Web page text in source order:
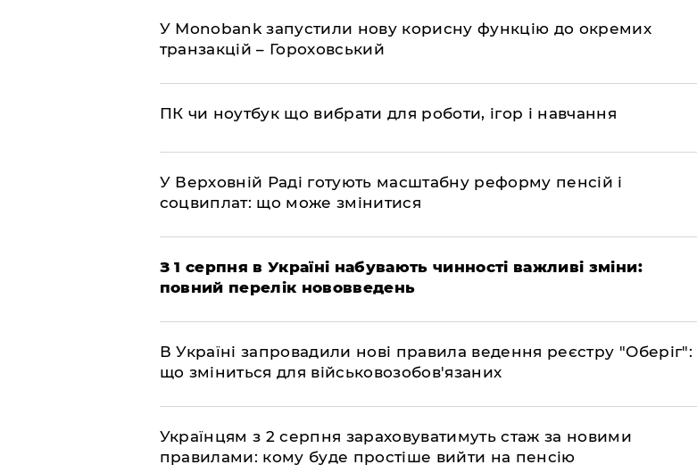
У Мonobank запустили нову корисну функцію до окремих
транзакцій – Гороховський
ПК чи ноутбук що вибрати для роботи, ігор і навчання
У Верховній Раді готують масштабну реформу пенсій і
соцвиплат: що може змінитися
З 1 серпня в Україні набувають чинності важливі зміни:
повний перелік нововведень
В Україні запровадили нові правила ведення реєстру "Оберіг":
що зміниться для військовозобов'язаних
Українцям з 2 серпня зараховуватимуть стаж за новими
правилами: кому буде простіше вийти на пенсію